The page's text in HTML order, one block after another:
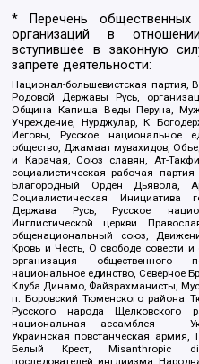
* Перечень общественных
организаций в
вступившее в законную
запрете деятельности:
Национал-большевистская партия,
Родовой Державы Русь,
Община Капища Веды Перуна,
Учреждение, Нурджулар, К
Иеговы, Русское национальное
общество, Джамаат мувахидов,
и Карачая, Союз славян, Ат-
социалистическая рабочая
Благородный Орден Дьявола,
Социалистическая Инициатива
Держава Русь, Русское
Инглистической церкви
общенациональный союз,
Кровь и Честь, О свободе совести
организация общественного
национальное единство, Северное
Клуба Динамо, Файзрахманисты,
п. Боровский Тюменского района
Русского народа Щелковского
национальная ассамблея –
Украинская повстанческая армия,
Белый Крест, Misanthropic
последователей инглиизма,